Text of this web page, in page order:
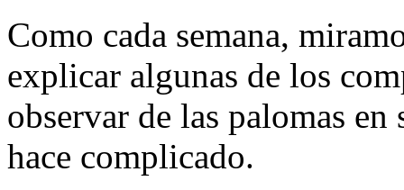
Como cada semana,
explicar algunas de los
observar de las palomas en
hace complicado.